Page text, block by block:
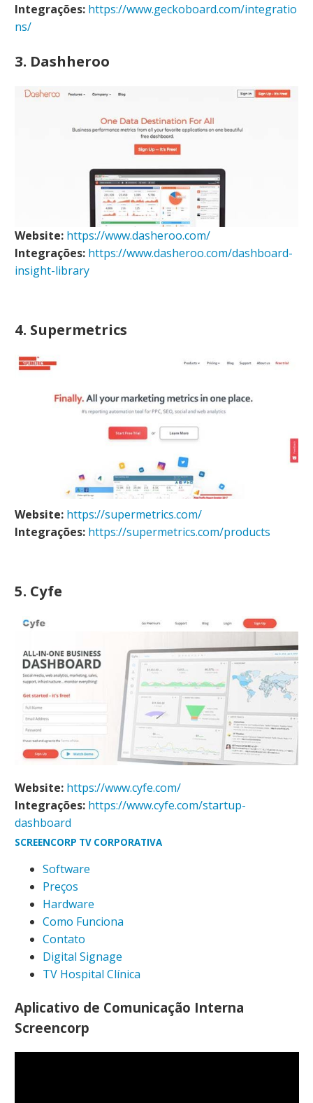
Integrações: https://www.geckoboard.com/integratio
ns/
3. Dashheroo
Website: https://www.dasheroo.com/
Integrações: https://www.dasheroo.com/dashboard-
insight-library
4. Supermetrics
Website: https://supermetrics.com/
Integrações: https://supermetrics.com/products
5. Cyfe
Website: https://www.cyfe.com/
Integrações: https://www.cyfe.com/startup-
dashboard
SCREENCORP TV CORPORATIVA
Software
Preços
Hardware
Como Funciona
Contato
Digital Signage
TV Hospital Clínica
Aplicativo de Comunicação Interna
Screencorp